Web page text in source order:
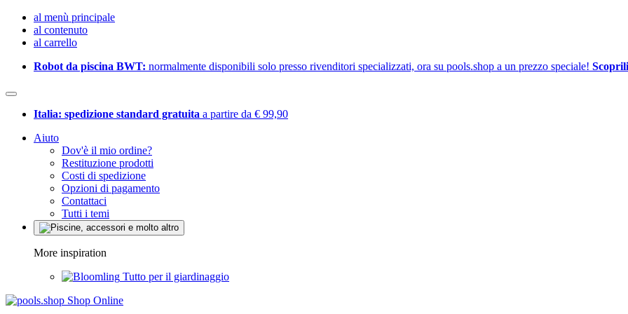
al menù principale
al contenuto
al carrello
Robot da piscina BWT: normalmente disponibili solo presso rivenditori specializzati, ora su pools.shop a un prezzo speciale!
Italia: spedizione standard gratuita a partire da € 99,90
Aiuto
Dov'è il mio ordine?
Restituzione prodotti
Costi di spedizione
Opzioni di pagamento
Contattaci
Tutti i temi
More inspiration
Tutto per il giardinaggio